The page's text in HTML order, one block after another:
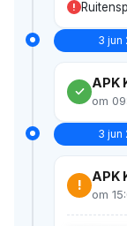
!
3 jun
APK
om
3 jun
!
APK
om